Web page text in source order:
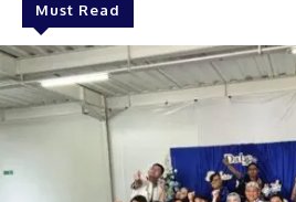
Must Read